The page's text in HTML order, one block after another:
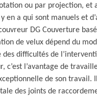
ou par projection, et
en a qui sont manuels et
DG Couverture
de velux dépend du
difficultés de
c’est l’avantage de
de son travail.
des joints de